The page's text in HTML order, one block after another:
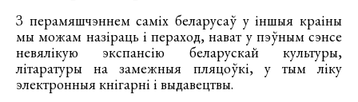
З перамяшчэннем саміх беларусаў у іншыя краіны
мы можам назіраць і пераход, нават у пэўным сэнсе
невялікую экспансію беларускай культуры,
літаратуры на замежныя пляцоўкі, у тым ліку
электронныя кнігарні і выдавецтвы.